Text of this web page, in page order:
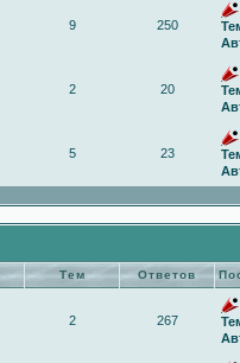
9 250
2 20
5 23
Тем Ответов
2 267